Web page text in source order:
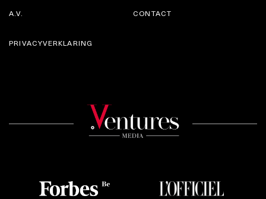
A.V. CONTACT
PRIVACYVERKLARING